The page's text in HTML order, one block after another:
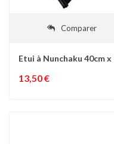
Comparer
Etui à Nunchaku 40cm
13,50 €